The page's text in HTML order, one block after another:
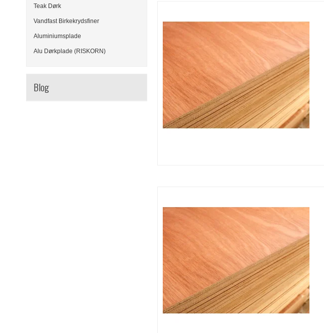
Teak Dørk
Vandfast Birkekrydsfiner
Aluminiumsplade
Alu Dørkplade (RISKORN)
Blog